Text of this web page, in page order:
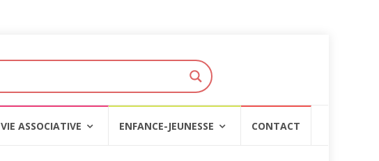
VIE ASSOCIATIVE ENFANCE-JEUNESSE CONTACT